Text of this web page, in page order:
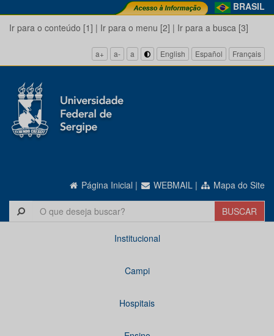
BRASIL
Ir para o conteúdo [1] | Ir para o menu [2] | Ir para a busca [3]
a+ a- a English Español Français
Página Inicial | WEBMAIL | Mapa do Site
Institucional
Campi
Hospitais